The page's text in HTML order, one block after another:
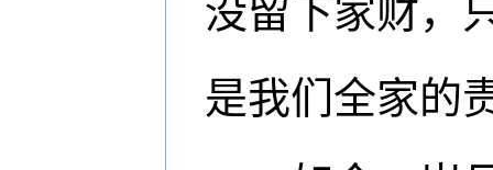
没留下家财，
是我们全家的